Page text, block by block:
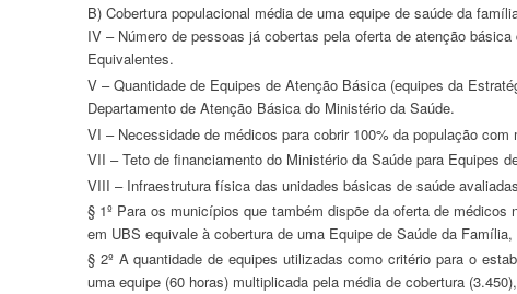
b) Cobertura populacional média de uma equipe de saúde da
IV – Número de pessoas já cobertas pela oferta de atenção básica do município, considerando a oferta de serviços de atenção básica já existente no município ou no Distrito Federal, considerando as Equipes
Equivalentes.
V – Quantidade de Equipes de Atenção Básica (equipes da Estratégia de Saúde da Família + Equipes Equivalentes) nas Unidades Básicas de Saúde fora de equipes, com base nos dados do SCNES/MS e do
Departamento de Atenção Básica do Ministério da Saúde.
VI – Necessidade de médicos para cobrir 100% da população
VII – Teto de financiamento do Ministério da Saúde para Equipes
VIII – Infraestrutura física das unidades básicas de saúde
§ 1º Para os municípios que também dispõe da oferta de
em UBS equivale à cobertura de uma Equipe de Saúde da
§ 2º A quantidade de equipes utilizadas como critério para o
uma equipe (60 horas) multiplicada pela média de cobertura